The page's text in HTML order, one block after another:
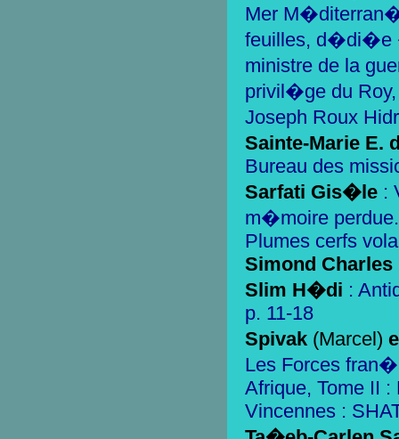
Mer
feuilles, d�di�e
ministre de la
privil�ge du
Joseph Roux
Sainte-Marie E.
Bureau des
Sarfati Gis�le :
m�moire
Plumes cerfs
Simond
Slim H�di :
p. 11-18
Spivak (Marcel)
Les Forces
Afrique, Tome II
Vincennes :